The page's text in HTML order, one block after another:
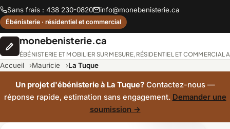
Sans frais : 438 230-0820 info@monebenisterie.ca
Ébénisterie · résidentiel et commercial
monebenisterie.ca
ÉBÉNISTERIE ET MOBILIER SUR MESURE, RÉSIDENTIEL ET COMMERCIAL
Accueil Mauricie La Tuque
Un projet d'ébénisterie à La Tuque?Contactez-nous —
réponse rapide, estimation sans engagement. Demander une
soumission →